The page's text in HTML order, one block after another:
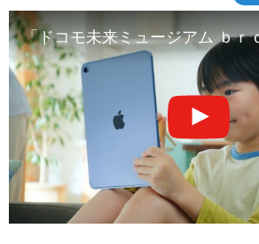
「ドコモ未来ミュージアム ｂｒ